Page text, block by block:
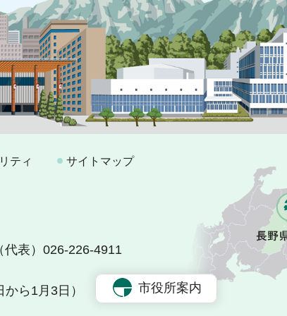
ティ サイトマップ
代表）026-226-4911
ら1月3日）
市役所案内